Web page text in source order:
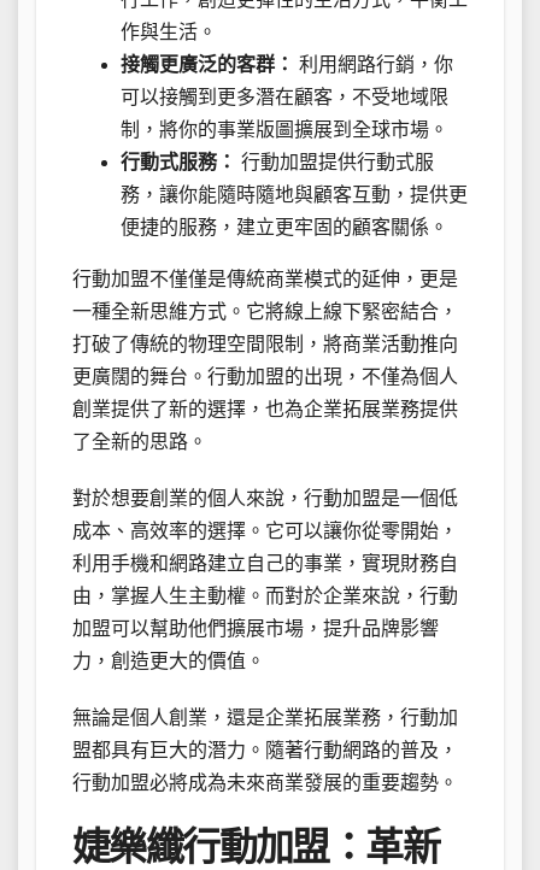
作與生活。
接觸更廣泛的客群： 利用網路行銷，你
可以接觸到更多潛在顧客，不受地域限
制，將你的事業版圖擴展到全球市場。
行動式服務： 行動加盟提供行動式服
務，讓你能隨時隨地與顧客互動，提供更
便捷的服務，建立更牢固的顧客關係。
行動加盟不僅僅是傳統商業模式的延伸，更是
一種全新思維方式。它將線上線下緊密結合，
打破了傳統的物理空間限制，將商業活動推向
更廣闊的舞台。行動加盟的出現，不僅為個人
創業提供了新的選擇，也為企業拓展業務提供
了全新的思路。
對於想要創業的個人來說，行動加盟是一個低
成本、高效率的選擇。它可以讓你從零開始，
利用手機和網路建立自己的事業，實現財務自
由，掌握人生主動權。而對於企業來說，行動
加盟可以幫助他們擴展市場，提升品牌影響
力，創造更大的價值。
無論是個人創業，還是企業拓展業務，行動加
盟都具有巨大的潛力。隨著行動網路的普及，
行動加盟必將成為未來商業發展的重要趨勢。
婕樂纖行動加盟：革新